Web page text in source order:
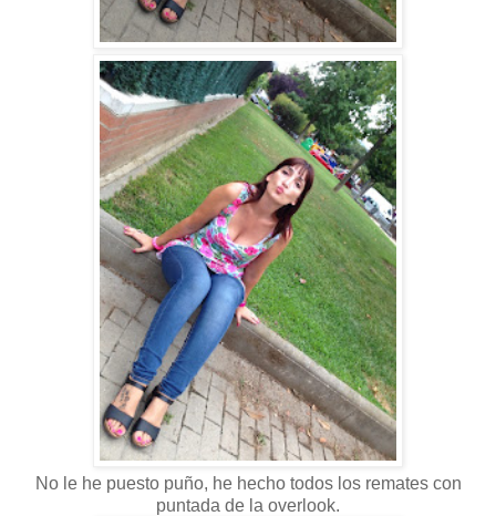
No le he puesto puño, he hecho todos los remates con
puntada de la overlook.